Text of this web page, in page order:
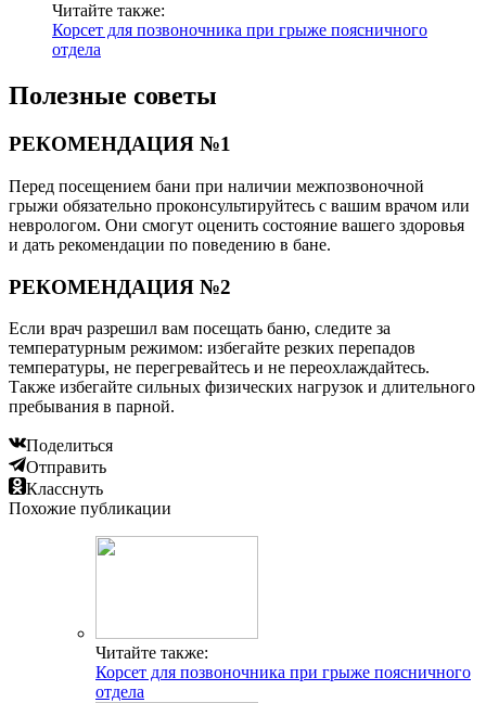
Читайте также:
Корсет для позвоночника при грыже поясничного
отдела
Полезные советы
РЕКОМЕНДАЦИЯ №1
Перед посещением бани при наличии межпозвоночной
грыжи обязательно проконсультируйтесь с вашим врачом или
неврологом. Они смогут оценить состояние вашего здоровья
и дать рекомендации по поведению в бане.
РЕКОМЕНДАЦИЯ №2
Если врач разрешил вам посещать баню, следите за
температурным режимом: избегайте резких перепадов
температуры, не перегревайтесь и не переохлаждайтесь.
Также избегайте сильных физических нагрузок и длительного
пребывания в парной.
Поделиться
Отправить
Класснуть
Похожие публикации
Читайте также:
Корсет для позвоночника при грыже поясничного
отдела